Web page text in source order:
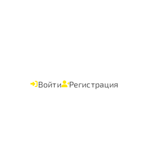
Войти Регистрация